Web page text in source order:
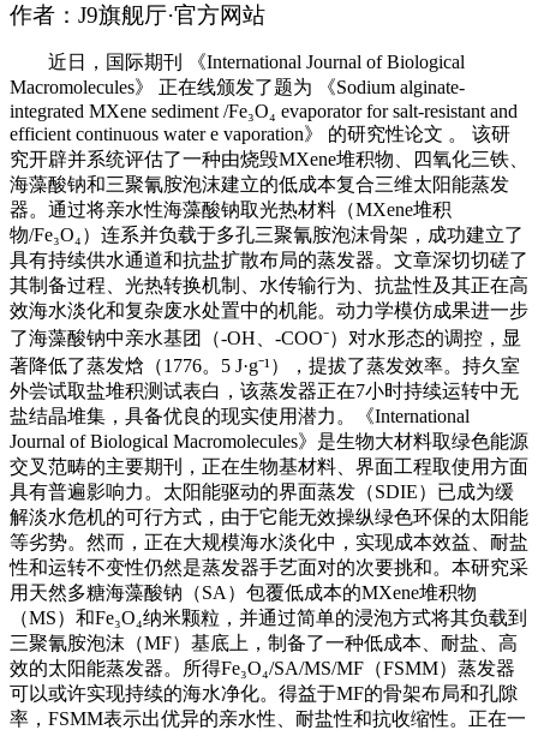
作者：J9旗舰厅·官方网站
近日，国际期刊 《International Journal of Biological
Macromolecules》 正在线颁发了题为 《Sodium alginate-
integrated MXene sediment /Fe₃O₄ evaporator for salt-resistant and
efficient continuous water e vaporation》 的研究性论文 。 该研
究开辟并系统评估了一种由烧毁MXene堆积物、四氧化三铁、
海藻酸钠和三聚氰胺泡沫建立的低成本复合三维太阳能蒸发
器。通过将亲水性海藻酸钠取光热材料（MXene堆积
物/Fe₃O₄）连系并负载于多孔三聚氰胺泡沫骨架，成功建立了
具有持续供水通道和抗盐扩散布局的蒸发器。文章深切切磋了
其制备过程、光热转换机制、水传输行为、抗盐性及其正在高
效海水淡化和复杂废水处置中的机能。动力学模仿成果进一步
了海藻酸钠中亲水基团（-OH、-COO⁻）对水形态的调控，显
著降低了蒸发焓（1776。5 J·g⁻¹），提拔了蒸发效率。持久室
外尝试取盐堆积测试表白，该蒸发器正在7小时持续运转中无
盐结晶堆集，具备优良的现实使用潜力。《International
Journal of Biological Macromolecules》是生物大材料取绿色能源
交叉范畴的主要期刊，正在生物基材料、界面工程取使用方面
具有普遍影响力。太阳能驱动的界面蒸发（SDIE）已成为缓
解淡水危机的可行方式，由于它能无效操纵绿色环保的太阳能
等劣势。然而，正在大规模海水淡化中，实现成本效益、耐盐
性和运转不变性仍然是蒸发器手艺面对的次要挑和。本研究采
用天然多糖海藻酸钠（SA）包覆低成本的MXene堆积物
（MS）和Fe₃O₄纳米颗粒，并通过简单的浸泡方式将其负载到
三聚氰胺泡沫（MF）基底上，制备了一种低成本、耐盐、高
效的太阳能蒸发器。所得Fe₃O₄/SA/MS/MF（FSMM）蒸发器
可以或许实现持续的海水净化。得益于MF的骨架布局和孔隙
率，FSMM表示出优异的亲水性、耐盐性和抗收缩性。正在一